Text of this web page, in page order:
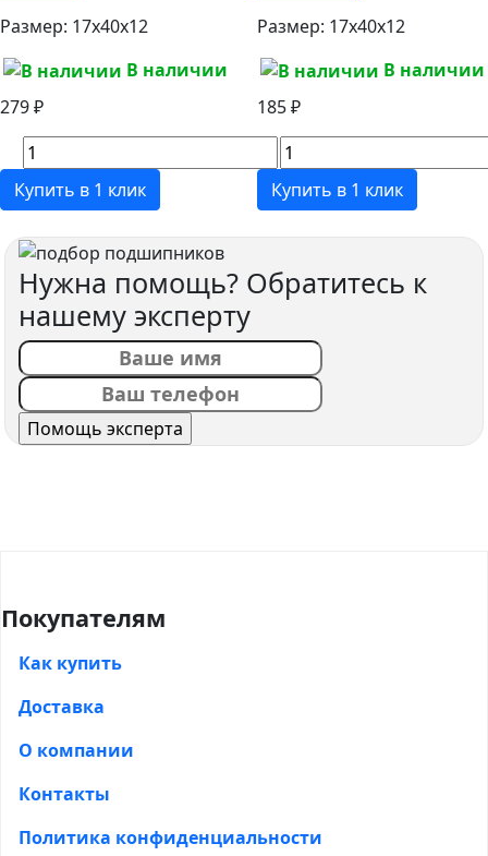
Размер: 17x40x12
В наличии
279 ₽
Купить в 1 клик
Размер: 17x40x12
В наличии
185 ₽
Купить в 1 клик
Нужна помощь? Обратитесь к
нашему эксперту
Покупателям
Как купить
Доставка
О компании
Контакты
Политика конфиденциальности